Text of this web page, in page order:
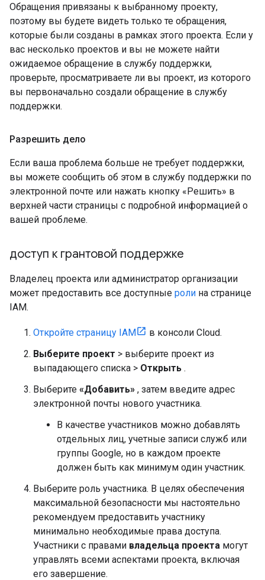
Обращения привязаны к выбранному проекту,
поэтому вы будете видеть только те обращения,
которые были созданы в рамках этого проекта. Если у
вас несколько проектов и вы не можете найти
ожидаемое обращение в службу поддержки,
проверьте, просматриваете ли вы проект, из которого
вы первоначально создали обращение в службу
поддержки.
Разрешить дело
Если ваша проблема больше не требует поддержки,
вы можете сообщить об этом в службу поддержки по
электронной почте или нажать кнопку «Решить» в
верхней части страницы с подробной информацией о
вашей проблеме.
доступ к грантовой поддержке
Владелец проекта или администратор организации
может предоставить все доступные роли на странице
IAM.
Откройте страницу IAM
в консоли Cloud.
Выберите проект > выберите проект из
выпадающего списка > Открыть .
Выберите «Добавить» , затем введите адрес
электронной почты нового участника.
В качестве участников можно добавлять
отдельных лиц, учетные записи служб или
группы Google, но в каждом проекте
должен быть как минимум один участник.
Выберите роль участника. В целях обеспечения
максимальной безопасности мы настоятельно
рекомендуем предоставить участнику
минимально необходимые права доступа.
Участники с правами владельца проекта могут
управлять всеми аспектами проекта, включая
его завершение.